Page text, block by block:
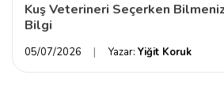
Kuş Veterineri Seçerken
Bilgi
05/07/2026 Yazar: Yiğit Koruk